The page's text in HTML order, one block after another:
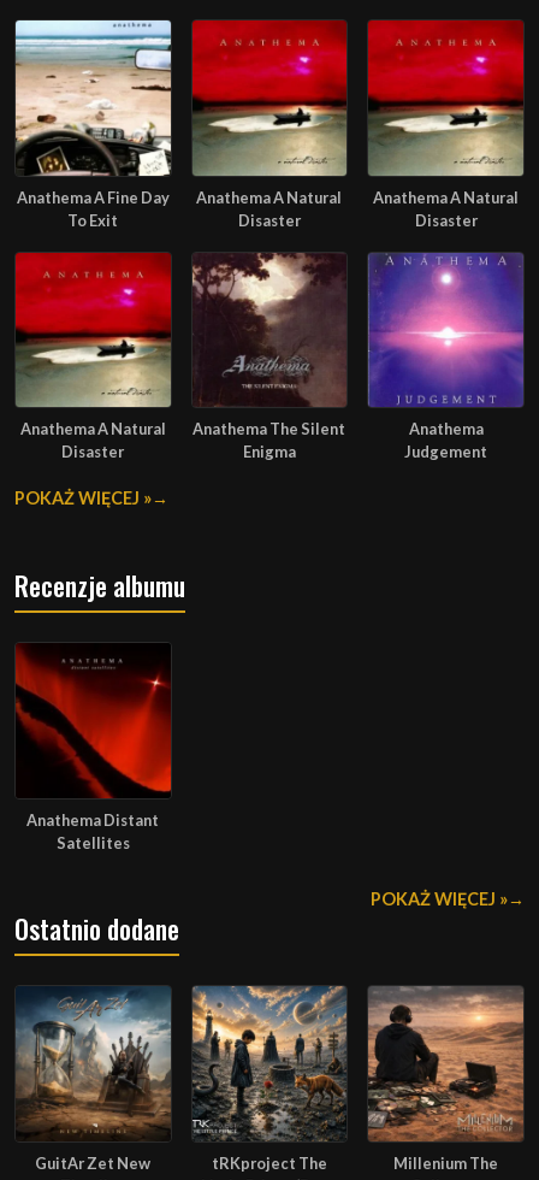
Anathema A Fine Day
To Exit
Anathema A Natural
Disaster
Anathema A Natural
Disaster
Anathema A Natural
Disaster
Anathema The Silent
Enigma
Anathema
Judgement
POKAŻ WIĘCEJ »
Recenzje albumu
Anathema Distant
Satellites
POKAŻ WIĘCEJ »
Ostatnio dodane
GuitAr Zet New
tRKproject The
Millenium The